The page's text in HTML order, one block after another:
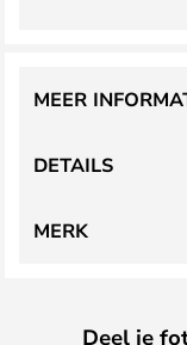
DETAILS
MEER
MERK
Deel je